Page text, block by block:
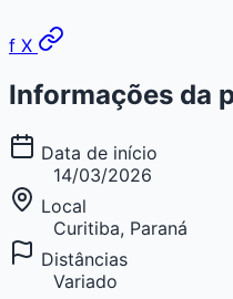
f X
Informações da
Data de início
14/03/2026
Local
Curitiba, Paraná
Distâncias
Variado